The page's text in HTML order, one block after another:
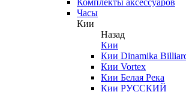
Комплекты аксессуаров
Часы
Кии
Назад
Кии
Кии Dinamika
Кии Vortex
Кии Белая Река
Кии РУССКИЙ